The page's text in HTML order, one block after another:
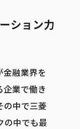
ション力
融業界を
業で働き
の中で三菱
の中でも最